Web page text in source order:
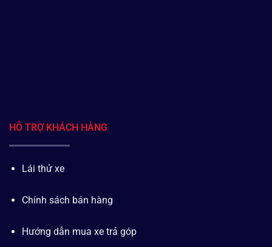
HỖ TRỢ KHÁCH HÀNG
Lái thử xe
Chính sách bán hàng
Hướng dẫn mua xe trả góp